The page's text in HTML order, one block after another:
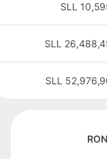
SLL
SLL
SLL